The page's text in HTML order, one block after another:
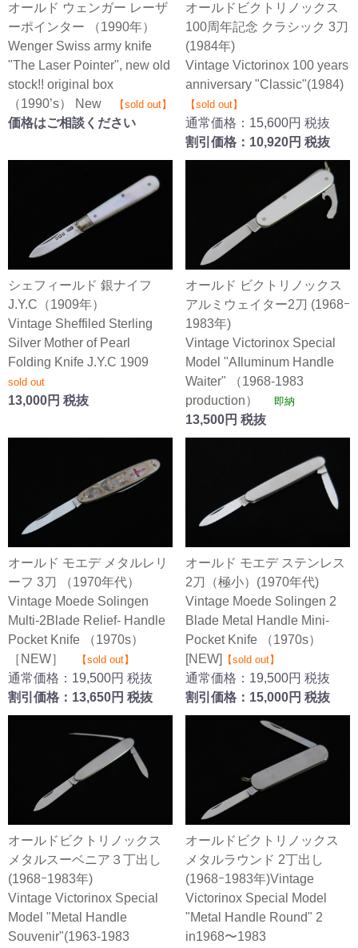
オールド ウェンガー レーザ
ーポインター （1990年）
Wenger Swiss army knife
"The Laser Pointer", new old
stock!! original box
（1990’s） New
【sold out】
価格はご相談ください
オールドビクトリノックス
100周年記念 クラシック 3刀
(1984年)
Vintage Victorinox 100 years
anniversary "Classic"(1984)
【sold out】
通常価格：15,600円 税抜
割引価格：10,920円 税抜
シェフィールド 銀ナイフ
J.Y.C（1909年）
Vintage Sheffiled Sterling
Silver Mother of Pearl
Folding Knife J.Y.C 1909
sold out
13,000円 税抜
オールド ビクトリノックス
アルミウェイター2刀 (1968ｰ
1983年)
Vintage Victorinox Special
Model "AIluminum Handle
Waiter" （1968-1983
production）
即納
13,500円 税抜
オールド モエデ メタルレリ
ーフ 3刀 （1970年代）
Vintage Moede Solingen
Multi-2Blade Relief- Handle
Pocket Knife （1970s）
［NEW］
【sold out】
通常価格：19,500円 税抜
割引価格：13,650円 税抜
オールド モエデ ステンレス
2刀（極小）(1970年代)
Vintage Moede Solingen 2
Blade Metal Handle Mini-
Pocket Knife （1970s）
[NEW]
【sold out】
通常価格：19,500円 税抜
割引価格：15,000円 税抜
オールドビクトリノックス
メタルスーベニア３丁出し
(1968ｰ1983年)
Vintage Victorinox Special
Model "Metal Handle
Souvenir"(1963-1983
オールドビクトリノックス
メタルラウンド 2丁出し
(1968ｰ1983年)Vintage
Victorinox Special Model
"Metal Handle Round" 2
in1968〜1983